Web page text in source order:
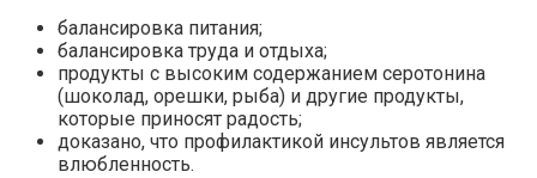
балансировка питания;
балансировка труда и отдыха;
продукты с высоким содержанием серотонина
(шоколад, орешки, рыба) и другие продукты,
которые приносят радость;
доказано, что профилактикой инсультов является
влюбленность.